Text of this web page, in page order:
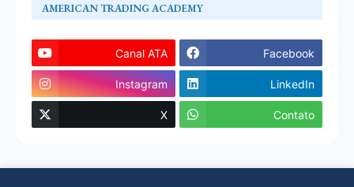
AMERICAN TRADING ACADEMY
Canal ATA Facebook
Instagram LinkedIn
X Contato